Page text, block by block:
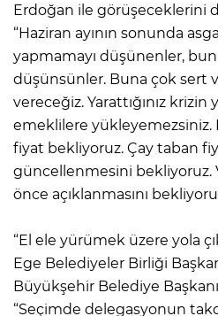
Erdoğan ile görüşeceklerini
“Haziran ayının sonunda
yapmamayı düşünenler,
düşünsünler. Buna çok sert
vereceğiz. Yarattığınız
emeklilere yükleyemezsiniz.
fiyat bekliyoruz. Çay taban
güncellenmesini bekliyoruz.
önce açıklanmasını
“El ele yürümek üzere yola
Ege Belediyeler Birliği
Büyükşehir Belediye
“Seçimde delegasyonun